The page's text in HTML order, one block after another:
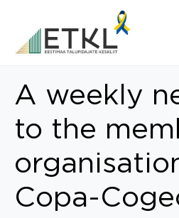
A weekly
to the
Copa-